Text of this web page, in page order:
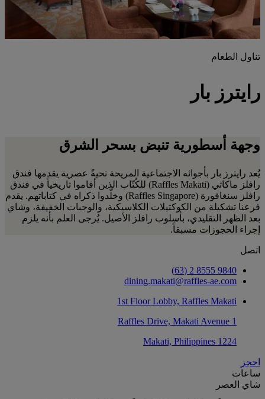
تناول الطعام
رايترز بار
وجهة أسطورية تنبض بسحر الشرق
يُعد رايترز بار بأجوائه الاجتماعية المريحة تحيةً عصرية يقدمها فندق
رافلز ماكاتي (Raffles Makati) للكُتّاب الذين أقاموا تاريخياً في فندق
رافلز سنغافورة (Raffles Singapore) وخلّدوا ذكراه في كتاباتهم. يقدم
فرعنا تشكيلة من الكوكتيلات الكلاسيكية، والوجبات الخفيفة، وشاي
بعد الظهر التقليدي، بأسلوب رافلز الأصيل. يُرجى العلم بأنه يلزم
إجراء الحجوزات مسبقاً.
اتصل
9840 8555 2 (63)
dining.makati@raffles-ae.com
1st Floor Lobby, Raffles Makati
1 Raffles Drive, Makati Avenue
1224 Makati, Philippines
احجز
ساعات
شاي العصر